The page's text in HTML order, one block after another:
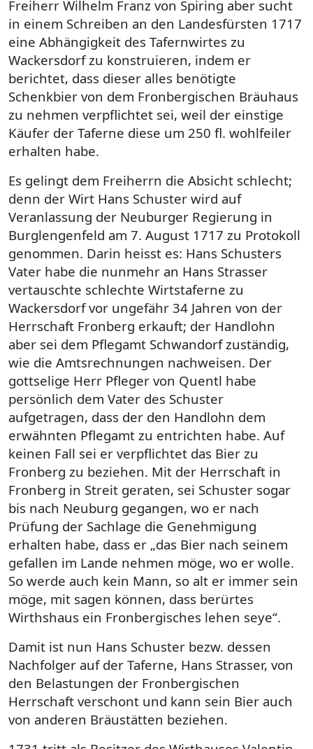
Freiherr Wilhelm Franz von Spiring aber sucht
in einem Schreiben an den Landesfürsten 1717
eine Abhängigkeit des Tafernwirtes zu
Wackersdorf zu konstruieren, indem er
berichtet, dass dieser alles benötigte
Schenkbier von dem Fronbergischen Bräuhaus
zu nehmen verpflichtet sei, weil der einstige
Käufer der Taferne diese um 250 fl. wohlfeiler
erhalten habe.
Es gelingt dem Freiherrn die Absicht schlecht;
denn der Wirt Hans Schuster wird auf
Veranlassung der Neuburger Regierung in
Burglengenfeld am 7. August 1717 zu Protokoll
genommen. Darin heisst es: Hans Schusters
Vater habe die nunmehr an Hans Strasser
vertauschte schlechte Wirtstaferne zu
Wackersdorf vor ungefähr 34 Jahren von der
Herrschaft Fronberg erkauft; der Handlohn
aber sei dem Pflegamt Schwandorf zuständig,
wie die Amtsrechnungen nachweisen. Der
gottselige Herr Pfleger von Quentl habe
persönlich dem Vater des Schuster
aufgetragen, dass der den Handlohn dem
erwähnten Pflegamt zu entrichten habe. Auf
keinen Fall sei er verpflichtet das Bier zu
Fronberg zu beziehen. Mit der Herrschaft in
Fronberg in Streit geraten, sei Schuster sogar
bis nach Neuburg gegangen, wo er nach
Prüfung der Sachlage die Genehmigung
erhalten habe, dass er „das Bier nach seinem
gefallen im Lande nehmen möge, wo er wolle.
So werde auch kein Mann, so alt er immer sein
möge, mit sagen können, dass berürtes
Wirthshaus ein Fronbergisches lehen seye“.
Damit ist nun Hans Schuster bezw. dessen
Nachfolger auf der Taferne, Hans Strasser, von
den Belastungen der Fronbergischen
Herrschaft verschont und kann sein Bier auch
von anderen Bräustätten beziehen.